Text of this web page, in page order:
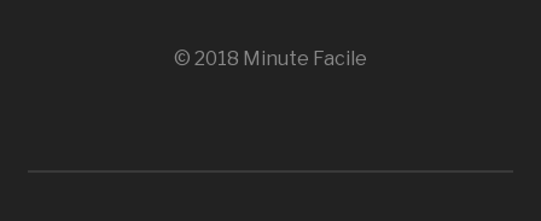
© 2018 Minute Facile